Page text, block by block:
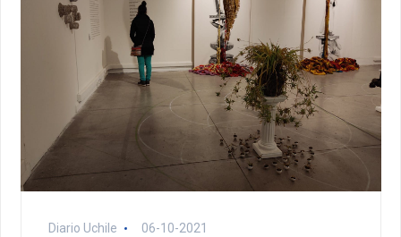
Diario Uchile 06-10-2021